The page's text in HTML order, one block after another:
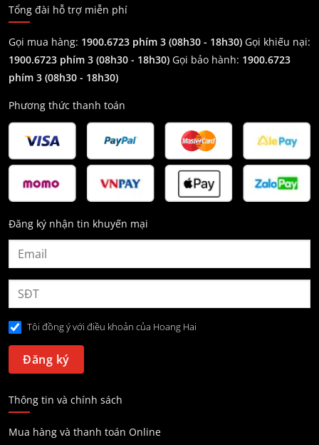
Tổng đài hỗ trợ miễn phí
Gọi mua hàng: 1900.6723 phím 3 (08h30 - 18h30) Gọi khiếu nại:
1900.6723 phím 3 (08h30 - 18h30) Gọi bảo hành: 1900.6723
phím 3 (08h30 - 18h30)
Phương thức thanh toán
Đăng ký nhận tin khuyến mại
Tôi đồng ý với điều khoản của Hoang Hai
Thông tin và chính sách
Mua hàng và thanh toán Online